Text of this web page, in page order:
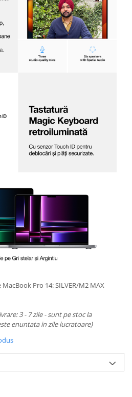
Pro 14: SILVER/M2 MAX
3 - 7 zile - sunt pe stoc la
enuntata in zile lucratoare)